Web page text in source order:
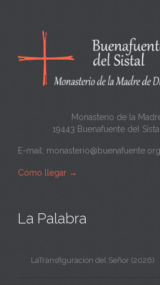
n
a
Monasterio de la
19443 Buenafuente del
E-mail: monasterio@buenafuente.org
Cómo llegar →
La Palabra
LaTransfiguración del Señor (2026)